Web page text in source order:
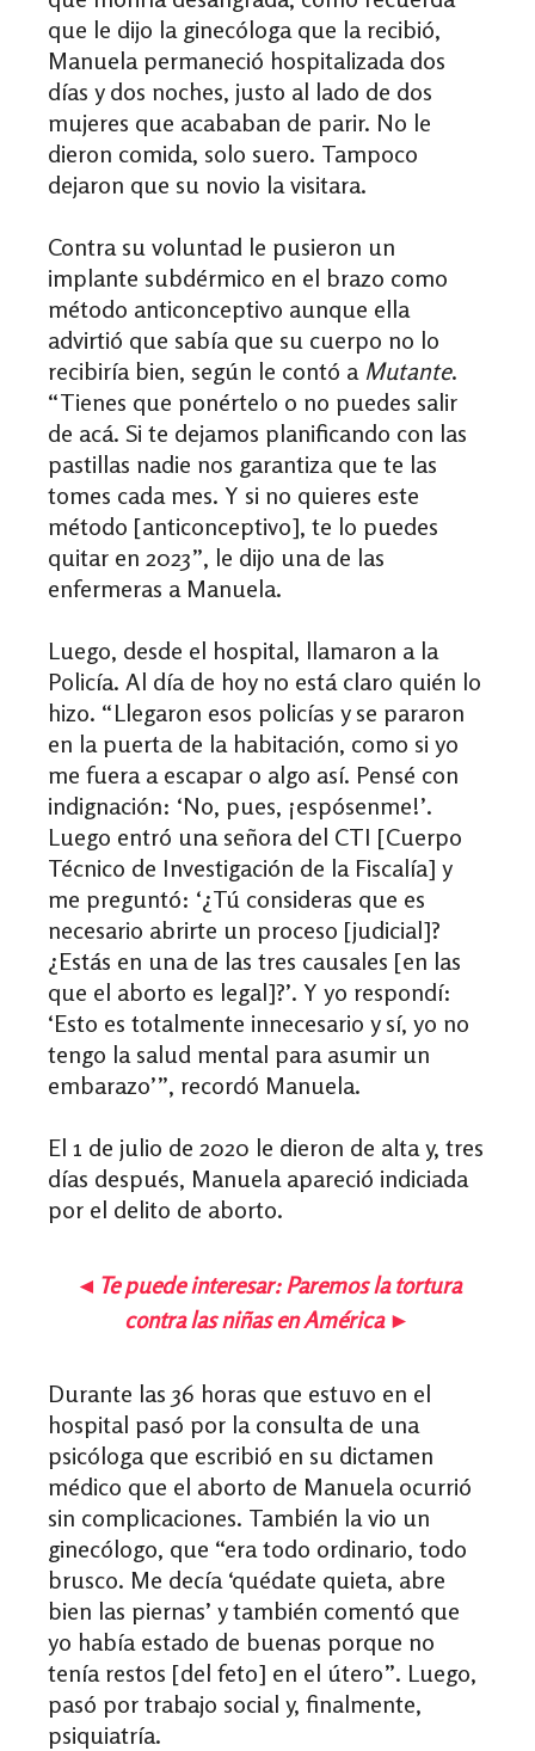
que le dijo la ginecóloga que la recibió,
Manuela permaneció hospitalizada dos
días y dos noches, justo al lado de dos
mujeres que acababan de parir. No le
dieron comida, solo suero. Tampoco
dejaron que su novio la visitara.
Contra su voluntad le pusieron un
implante subdérmico en el brazo como
método anticonceptivo aunque ella
advirtió que sabía que su cuerpo no lo
recibiría bien, según le contó a Mutante.
“Tienes que ponértelo o no puedes salir
de acá. Si te dejamos planificando con las
pastillas nadie nos garantiza que te las
tomes cada mes. Y si no quieres este
método [anticonceptivo], te lo puedes
quitar en 2023”, le dijo una de las
enfermeras a Manuela.
Luego, desde el hospital, llamaron a la
Policía. Al día de hoy no está claro quién lo
hizo. “Llegaron esos policías y se pararon
en la puerta de la habitación, como si yo
me fuera a escapar o algo así. Pensé con
indignación: ‘No, pues, ¡espósenme!’.
Luego entró una señora del CTI [Cuerpo
Técnico de Investigación de la Fiscalía] y
me preguntó: ‘¿Tú consideras que es
necesario abrirte un proceso [judicial]?
¿Estás en una de las tres causales [en las
que el aborto es legal]?’. Y yo respondí:
‘Esto es totalmente innecesario y sí, yo no
tengo la salud mental para asumir un
embarazo’”, recordó Manuela.
El 1 de julio de 2020 le dieron de alta y, tres
días después, Manuela apareció indiciada
por el delito de aborto.
◄Te puede interesar: Paremos la tortura
contra las niñas en América ►
Durante las 36 horas que estuvo en el
hospital pasó por la consulta de una
psicóloga que escribió en su dictamen
médico que el aborto de Manuela ocurrió
sin complicaciones. También la vio un
ginecólogo, que “era todo ordinario, todo
brusco. Me decía ‘quédate quieta, abre
bien las piernas’ y también comentó que
yo había estado de buenas porque no
tenía restos [del feto] en el útero”. Luego,
pasó por trabajo social y, finalmente,
psiquiatría.